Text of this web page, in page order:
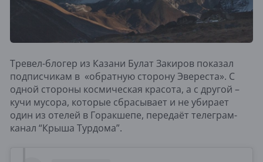
Тревел-блогер из Казани Булат Закиров показал
подписчикам в «обратную сторону Эвереста». С
одной стороны космическая красота, а с другой –
кучи мусора, которые сбрасывает и не убирает
один из отелей в Горакшепе, передаёт телеграм-
канал “Крыша Турдома”.